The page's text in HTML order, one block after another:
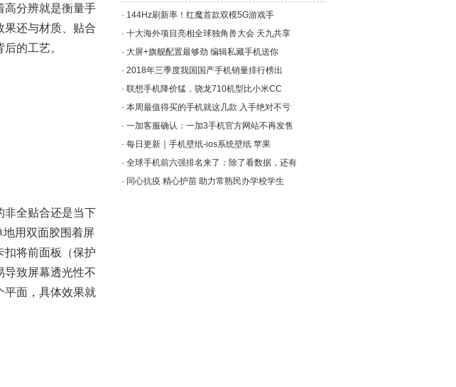
高分辨就是衡量手
果还与材质、贴合
的工艺。
非全贴合还是当下
地用双面胶围着屏
扣将前面板（保护
导致屏幕透光性不
平面，具体效果就
代/a>
· 144Hz刷新率！红魔首款双模5G游戏手
· 十大海外项目亮相全球独角兽大会 天九共享
· 大屏+旗舰配置最够劲 编辑私藏手机送你
· 2018年三季度我国国产手机销量排行榜出
· 联想手机降价猛，骁龙710机型比小米CC
· 本周最值得买的手机就这几款 入手绝对不亏
· 一加客服确认：一加3手机官方网站不再发售
· 每日更新｜手机壁纸-ios系统壁纸 苹果
· 全球手机前六强排名来了：除了看数据，还有
· 同心抗疫 精心护苗 助力常熟民办学校学生